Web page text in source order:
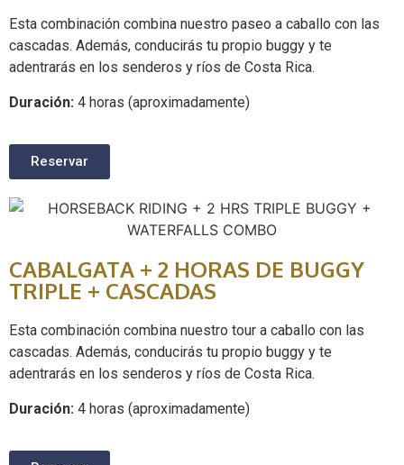
Esta combinación combina nuestro paseo a caballo con las
cascadas. Además, conducirás tu propio buggy y te
adentrarás en los senderos y ríos de Costa Rica.
Duración: 4 horas (aproximadamente)
Reservar
CABALGATA + 2 HORAS DE BUGGY
TRIPLE + CASCADAS
Esta combinación combina nuestro tour a caballo con las
cascadas. Además, conducirás tu propio buggy y te
adentrarás en los senderos y ríos de Costa Rica.
Duración: 4 horas (aproximadamente)